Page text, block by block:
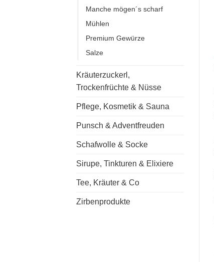
Manche mögen´s scharf
Mühlen
Premium Gewürze
Salze
Kräuterzuckerl,
Trockenfrüchte & Nüsse
Pflege, Kosmetik & Sauna
Punsch & Adventfreuden
Schafwolle & Socke
Sirupe, Tinkturen & Elixiere
Tee, Kräuter & Co
Zirbenprodukte